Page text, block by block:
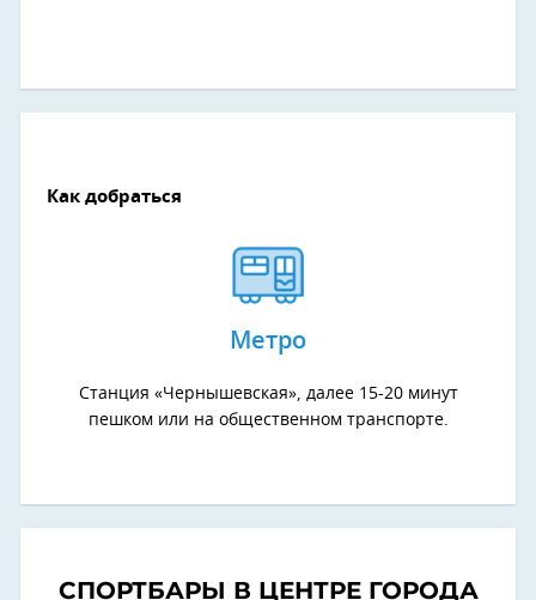
Как добраться
Метро
Станция «Чернышевская», далее 15-20 минут
пешком или на общественном транспорте.
СПОРТБАРЫ В ЦЕНТРЕ ГОРОДА